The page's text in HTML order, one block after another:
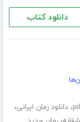
دانلود کتاب
،دانلود رمان ایرانی،